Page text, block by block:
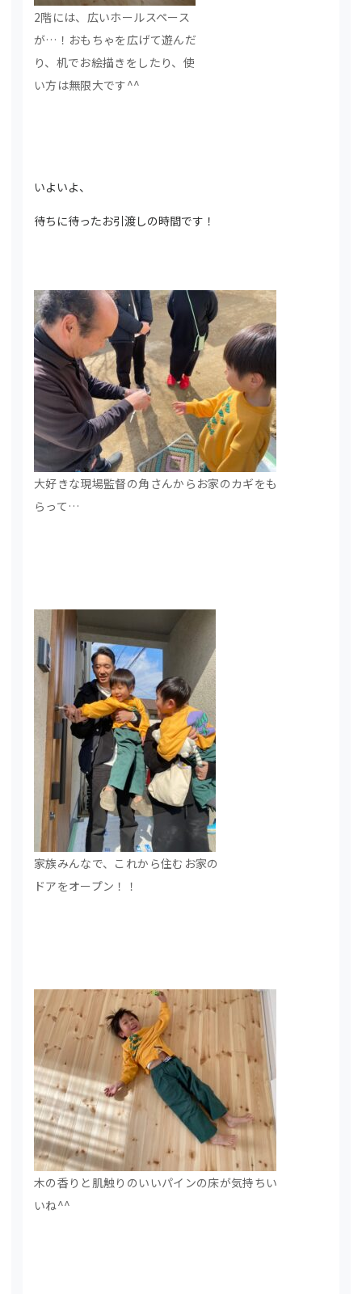
2階には、広いホールスペース
が…！おもちゃを広げて遊んだ
り、机でお絵描きをしたり、使
い方は無限大です^^
いよいよ、
待ちに待ったお引渡しの時間です！
大好きな現場監督の角さんからお家のカギをも
らって…
家族みんなで、これから住むお家の
ドアをオープン！！
木の香りと肌触りのいいパインの床が気持ちい
いね^^